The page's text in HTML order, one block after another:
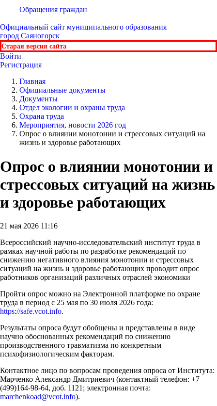
Обращения граждан
Официальный сайт муниципального образования
город Саяногорск
Старая версия сайта
Войти
Регистрация
Главная
Официальные документы
Документы
Отдел экологии и охраны труда
Охрана труда
Мероприятия, новости 2026 год
Опрос о влиянии монотонии и стрессовых ситуаций на
жизнь и здоровье работающих
Опрос о влиянии монотонии и
стрессовых ситуаций на жизнь
и здоровье работающих
21 мая 2026 11:16
Всероссийский научно-исследовательский институт труда в
рамках научной работы по разработке рекомендаций по
снижению негативного влияния монотонии и стрессовых
ситуаций на жизнь и здоровье работающих проводит опрос
работников организаций различных отраслей экономики
Пройти опрос можно на Электронной платформе по охране
труда в период с 25 мая по 30 июля 2026 года:
https://safe.vcot.info.
Результаты опроса будут обобщены и представлены в виде
научно обоснованных рекомендаций по снижению
производственного травматизма по конкретным
психофизиологическим факторам.
Контактное лицо по вопросам проведения опроса от Института:
Марченко Александр Дмитриевич (контактный телефон: +7
(499)164-98-64, доб. 1121; электронная почта:
marchenkoad@vcot.info).